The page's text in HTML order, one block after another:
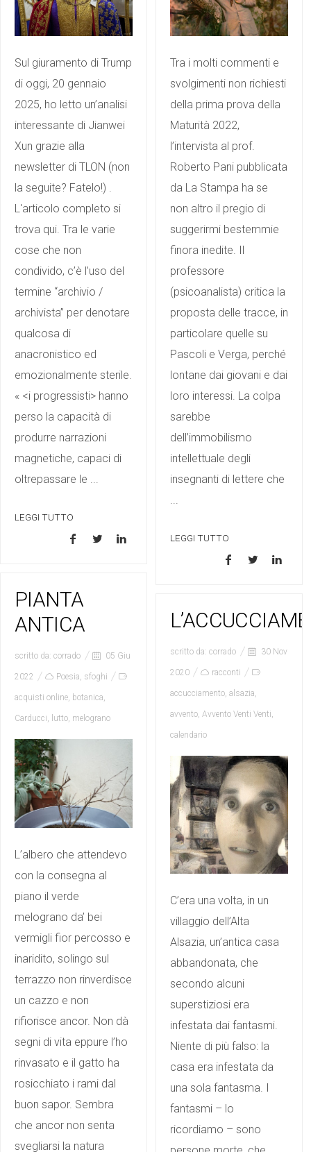
Sul giuramento di Trump
di oggi, 20 gennaio
2025, ho letto un’analisi
interessante di Jianwei
Xun grazie alla
newsletter di TLON (non
la seguite? Fatelo!) .
L'articolo completo si
trova qui. Tra le varie
cose che non
condivido, c’è l’uso del
termine “archivio /
archivista” per denotare
qualcosa di
anacronistico ed
emozionalmente sterile.
« <i progressisti> hanno
perso la capacità di
produrre narrazioni
magnetiche, capaci di
oltrepassare le ...
LEGGI TUTTO
Tra i molti commenti e
svolgimenti non richiesti
della prima prova della
Maturità 2022,
l’intervista al prof.
Roberto Pani pubblicata
da La Stampa ha se
non altro il pregio di
suggerirmi bestemmie
finora inedite. Il
professore
(psicoanalista) critica la
proposta delle tracce, in
particolare quelle su
Pascoli e Verga, perché
lontane dai giovani e dai
loro interessi. La colpa
sarebbe
dell’immobilismo
intellettuale degli
insegnanti di lettere che
LEGGI TUTTO
PIANTA
ANTICA
scritto da: corrado 05 Giu
2022 Poesia, sfoghi
acquisti online, botanica,
Carducci, lutto, melograno
L’albero che attendevo
con la consegna al
piano il verde
melograno da’ bei
vermigli fior percosso e
inaridito, solingo sul
terrazzo non rinverdisce
un cazzo e non
rifiorisce ancor. Non dà
segni di vita eppure l’ho
rinvasato e il gatto ha
rosicchiato i rami dal
buon sapor. Sembra
che ancor non senta
svegliarsi la natura
scritto da: corrado 30 Nov
2020 racconti
accucciamento, alsazia,
avvento, Avvento Venti Venti,
calendario
C’era una volta, in un
villaggio dell’Alta
Alsazia, un’antica casa
abbandonata, che
secondo alcuni
superstiziosi era
infestata dai fantasmi.
Niente di più falso: la
casa era infestata da
una sola fantasma. I
fantasmi – lo
ricordiamo – sono